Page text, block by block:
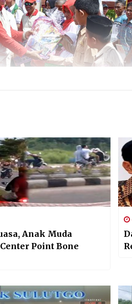
Anak Muda
Point Bone